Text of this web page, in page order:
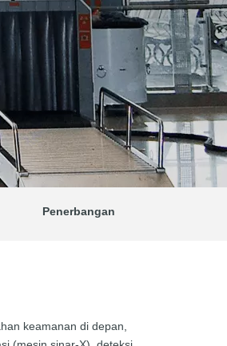
Penerbangan
keamanan di depan,